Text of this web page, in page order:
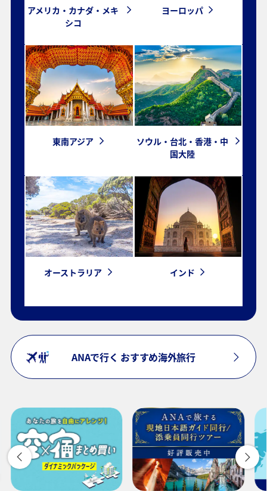
アメリカ・カナダ・メキ
シコ
ヨーロッパ
東南アジア
ソウル・台北・香港・中
国大陸
オーストラリア インド
ANAで行く おすすめ海外旅行